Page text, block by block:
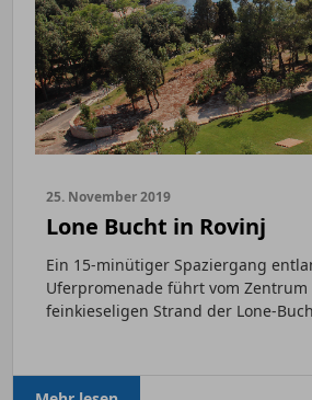
25. November 2019
Lone Bucht in Rovinj
Ein 15-minütiger Spaziergang
Uferpromenade führt vom Zentrum
feinkieseligen Strand der Lone-